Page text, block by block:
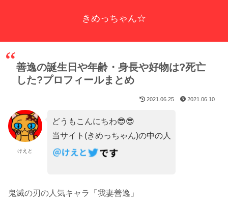
きめっちゃん☆
善逸の誕生日や年齢・身長や好物は?死亡
した?プロフィールまとめ
2021.06.25 2021.06.10
けえと
どうもこんにちわ😎😎
当サイト(きめっちゃん)の中の人
鬼滅の刃の人気キャラ「我妻善逸」